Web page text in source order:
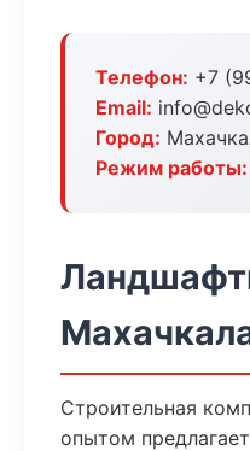
Телефон: +7
Email:
Город:
Режим работы:
Строительная
опытом